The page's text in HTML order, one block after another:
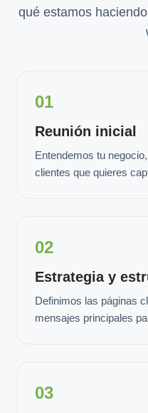
qué estamos
01
Reunión inicial
Entendemos tu
clientes que quieres
02
Estrategia y
Definimos las páginas
mensajes principales
03